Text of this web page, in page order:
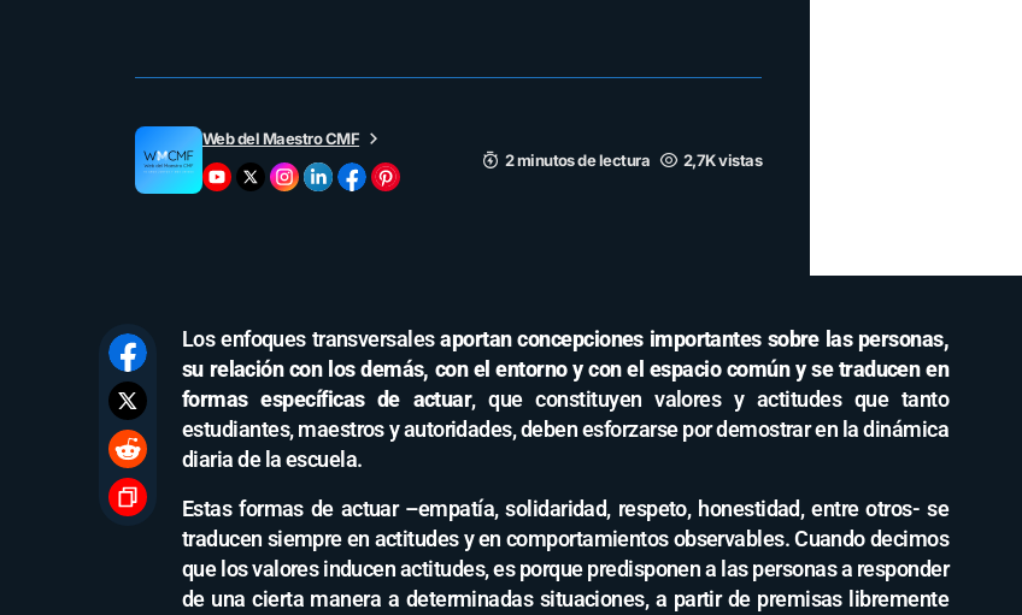
Web del Maestro CMF
2 minutos de lectura
2,7K vistas
Los enfoques transversalesaportan concepciones importantes sobre las personas,
su relación con los demás, con el entorno y con el espacio común y se traducen en
formas específicas de actuar, que constituyen valores y actitudes que tanto
estudiantes, maestros y autoridades, deben esforzarse por demostrar en la dinámica
diaria de la escuela.
Estas formas de actuar –empatía, solidaridad, respeto, honestidad, entre otros- se
traducen siempre en actitudes y en comportamientos observables. Cuando decimos
que los valores inducen actitudes, es porque predisponen a las personas a responder
de una cierta manera a determinadas situaciones, a partir de premisas libremente